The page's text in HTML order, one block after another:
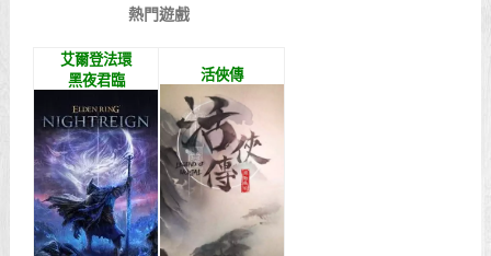
熱門遊戲
艾爾登法環
黑夜君臨
活俠傳